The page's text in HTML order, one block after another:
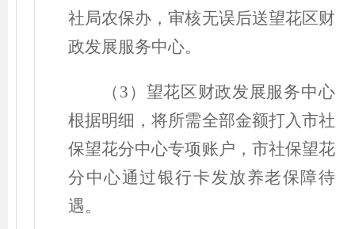
社局农保办，审核无误后送望花区财
政发展服务中心。
（ 3 ）望花区财政发展服务中心
根据明细，将所需全部金额打入市社
保望花分中心专项账户，市社保望花
分中心通过银行卡发放养老保障待
遇。